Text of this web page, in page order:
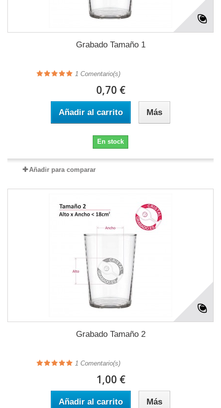
Grabado Tamaño 1
1 Comentario(s)
0,70 €
Añadir al carrito Más
En stock
Añadir para comparar
Grabado Tamaño 2
1 Comentario(s)
1,00 €
Añadir al carrito Más